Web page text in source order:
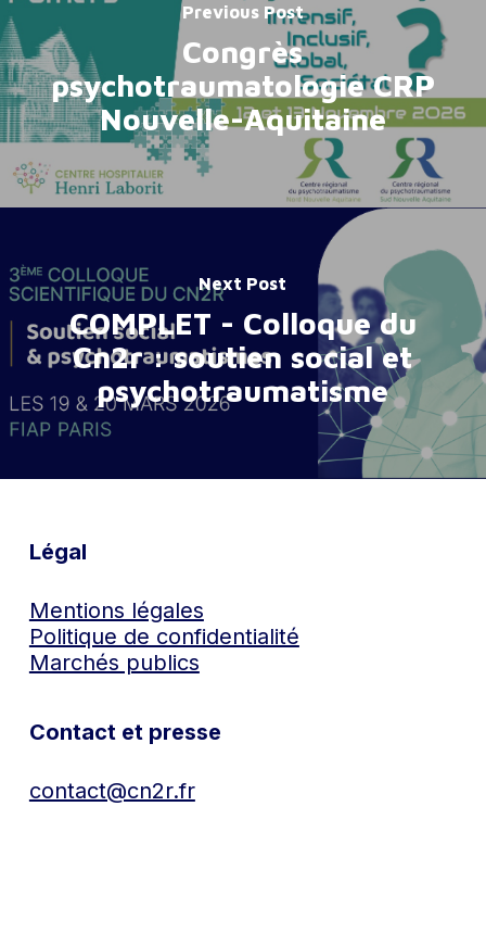
Previous Post
Congrès
psychotraumatologie CRP
Nouvelle-Aquitaine
Next Post
COMPLET - Colloque du
Cn2r : soutien social et
psychotraumatisme
Légal
Mentions légales
Politique de confidentialité
Marchés publics
Contact et presse
contact@cn2r.fr